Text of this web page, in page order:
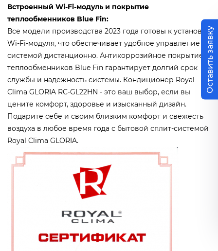
Встроенный Wi-Fi-модуль и покрытие
теплообменников Blue Fin:
Все модели производства 2023 года готовы к установке
Wi-Fi-модуля, что обеспечивает удобное управление
системой дистанционно. Антикоррозийное покрытие
теплообменников Blue Fin гарантирует долгий срок
службы и надежность системы. Кондиционер Royal
Clima GLORIA RC-GL22HN - это ваш выбор, если вы
цените комфорт, здоровье и изысканный дизайн.
Подарите себе и своим близким комфорт и свежесть
воздуха в любое время года с бытовой сплит-системой
Royal Clima GLORIA.
Оставить заявку